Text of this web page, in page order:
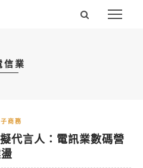
信業
商務
代言人：電訊業數碼營